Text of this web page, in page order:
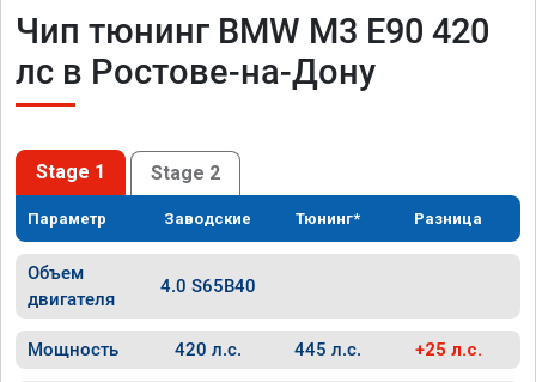
Чип тюнинг BMW M3 E90 420
лс в Ростове-на-Дону
Stage 1 Stage 2
Параметр Заводские Тюнинг* Разница
Объем
двигателя
4.0 S65B40
Мощность 420 л.с. 445 л.с. +25 л.с.